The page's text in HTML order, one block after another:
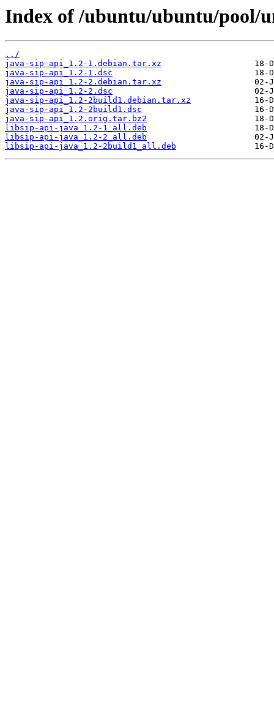
Index of /ubuntu/ubuntu/pool/
../
java-sip-api_1.2-1.debian.tar.xz
java-sip-api_1.2-1.dsc
java-sip-api_1.2-2.debian.tar.xz
java-sip-api_1.2-2.dsc
java-sip-api_1.2-2build1.debian.tar.xz
java-sip-api_1.2-2build1.dsc
java-sip-api_1.2.orig.tar.bz2
libsip-api-java_1.2-1_all.deb
libsip-api-java_1.2-2_all.deb
libsip-api-java_1.2-2build1_all.deb